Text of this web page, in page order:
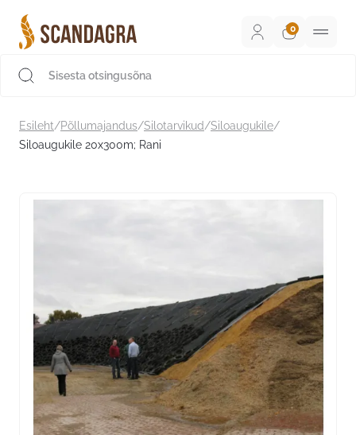
sisu
juurde
Esileht/Põllumajandus/Silotarvikud/Siloaugukile/
Siloaugukile 20x300m; Rani